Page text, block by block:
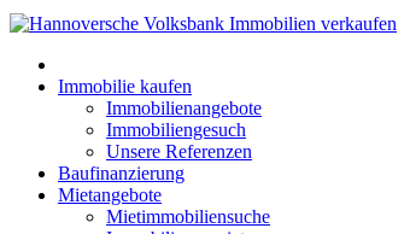
Immobilie kaufen
Immobilienangebote
Immobiliengesuch
Unsere Referenzen
Baufinanzierung
Mietangebote
Mietimmobiliensuche